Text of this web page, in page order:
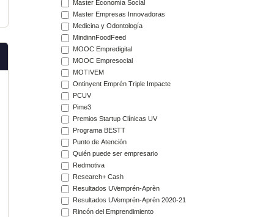
Master Economía Social
Master Empresas Innovadoras
Medicina y Odontología
MindinnFoodFeed
MOOC Empredigital
MOOC Empresocial
MOTIVEM
Ontinyent Emprén Triple Impacte
PCUV
Pime3
Premios Startup Clínicas UV
Programa BESTT
Punto de Atención
Quién puede ser empresario
Redmotiva
Research+ Cash
Resultados UVemprén-Aprèn
Resultados UVemprén-Aprèn 2020-21
Rincón del Emprendimiento